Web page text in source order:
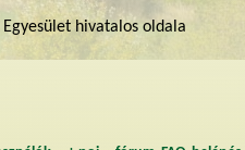
hivatalos oldala